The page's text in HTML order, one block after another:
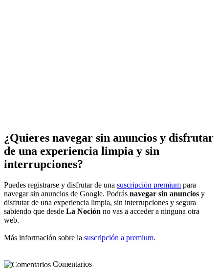
¿Quieres navegar sin anuncios y disfrutar
de una experiencia limpia y sin
interrupciones?
Puedes registrarse y disfrutar de una suscripción premium para
navegar sin anuncios de Google. Podrás navegar sin anuncios y
disfrutar de una experiencia limpia, sin interrupciones y segura
sabiendo que desde La Noción no vas a acceder a ninguna otra
web.
Más información sobre la suscripción a premium.
Comentarios